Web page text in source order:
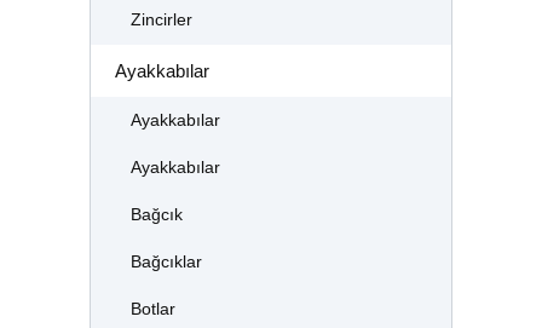
Zincirler
Ayakkabılar
Ayakkabılar
Ayakkabılar
Bağcık
Bağcıklar
Botlar